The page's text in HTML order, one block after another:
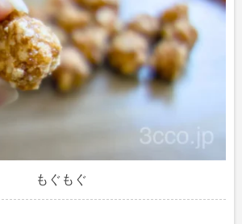
もぐもぐ